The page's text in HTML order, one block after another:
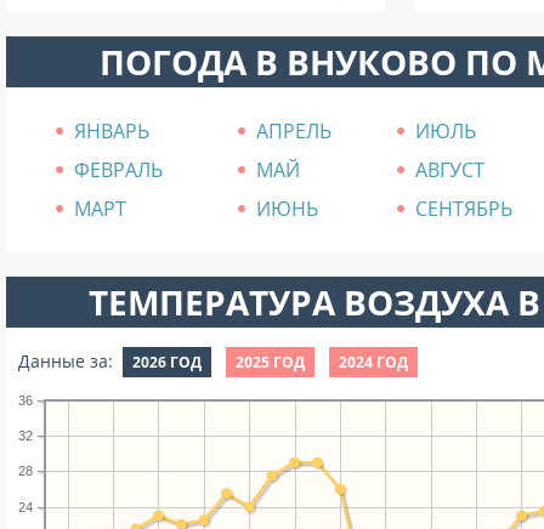
ПОГОДА В ВНУКОВО ПО
ЯНВАРЬ АПРЕЛЬ
ИЮЛЬ
ФЕВРАЛЬ
МАЙ
АВГУСТ
МАРТ
ИЮНЬ СЕНТЯБРЬ
ТЕМПЕРАТУРА ВОЗДУХА
Данные за: 2026 ГОД 2025 ГОД 2024 ГОД
24
28
32
36